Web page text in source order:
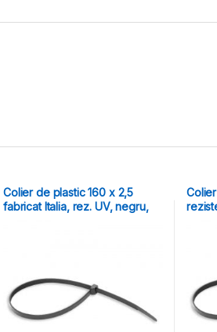
Colier de plastic 160 x 2,5
fabricat Italia, rez. UV, negru,